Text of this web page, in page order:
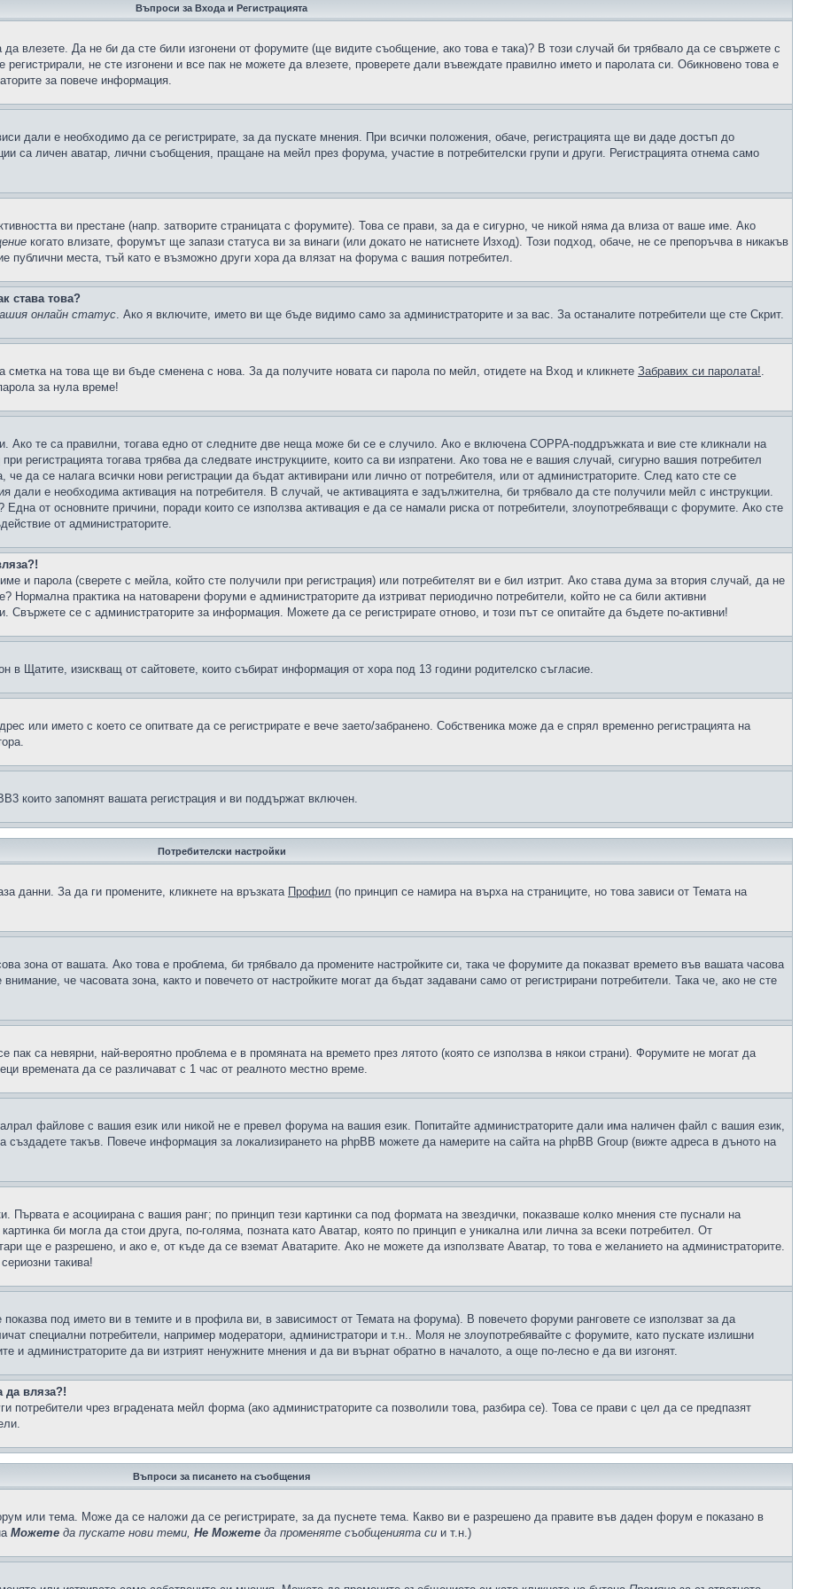
Въпроси за Входа и Регистрацията
да влезете. Да не би да сте били изгонени от форумите (ще видите съобщение, ако това е така)? В този случай би трябвало да се свържете с
регистрирали, не сте изгонени и все пак не можете да влезете, проверете дали въвеждате правилно името и паролата си. Обикновено това е
за повече информация.
дали е необходимо да се регистрирате, за да пускате мнения. При всички положения, обаче, регистрацията ще ви даде достъп до
са личен аватар, лични съобщения, пращане на мейл през форума, участие в потребителски групи и други. Регистрацията отнема само
ви престане (напр. затворите страницата с форумите). Това се прави, за да е сигурно, че никой няма да влиза от ваше име. Ако
когато влизате, форумът ще запази статуса ви за винаги (или докато не натиснете Изход). Този подход, обаче, не се препоръчва в никакъв
публични места, тъй като е възможно други хора да влязат на форума с вашия потребител.
става това?
онлайн статус. Ако я включите, името ви ще бъде видимо само за администраторите и за вас. За останалите потребители ще сте Скрит.
сметка на това ще ви бъде сменена с нова. За да получите новата си парола по мейл, отидете на Вход и кликнете Забравих си паролата!.
за нула време!
Ако те са правилни, тогава едно от следните две неща може би се е случило. Ако е включена COPPA-поддръжката и вие сте кликнали на
при регистрацията тогава трябва да следвате инструкциите, които са ви изпратени. Ако това не е вашия случай, сигурно вашия потребител
да се налага всички нови регистрации да бъдат активирани или лично от потребителя, или от администраторите. След като сте се
дали е необходима активация на потребителя. В случай, че активацията е задължителна, би трябвало да сте получили мейл с инструкции.
от основните причини, поради които се използва активация е да се намали риска от потребители, злоупотребяващи с форумите. Ако сте
от администраторите.
и парола (сверете с мейла, който сте получили при регистрация) или потребителят ви е бил изтрит. Ако става дума за втория случай, да не
практика на натоварени форуми е администраторите да изтриват периодично потребители, който не са били активни
се с администраторите за информация. Можете да се регистрирате отново, и този път се опитайте да бъдете по-активни!
в Щатите, изискващ от сайтовете, които събират информация от хора под 13 години родителско съгласие.
или името с което се опитвате да се регистрирате е вече заето/забранено. Собственика може да е спрял временно регистрацията на
които запомнят вашата регистрация и ви поддържат включен.
Потребителски настройки
данни. За да ги промените, кликнете на връзката Профил (по принцип се намира на върха на страниците, но това зависи от Темата на
зона от вашата. Ако това е проблема, би трябвало да промените настройките си, така че форумите да показват времето във вашата часова
че часовата зона, както и повечето от настройките могат да бъдат задавани само от регистрирани потребители. Така че, ако не сте
пак са невярни, най-вероятно проблема е в промяната на времето през лятото (която се използва в някои страни). Форумите не могат да
времената да се различават с 1 час от реалното местно време.
файлове с вашия език или никой не е превел форума на вашия език. Попитайте администраторите дали има наличен файл с вашия език,
такъв. Повече информация за локализирането на phpBB можете да намерите на сайта на phpBB Group (вижте адреса в дъното на
Първата е асоциирана с вашия ранг; по принцип тези картинки са под формата на звездички, показваше колко мнения сте пуснали на
би могла да стои друга, по-голяма, позната като Аватар, която по принцип е уникална или лична за всеки потребител. От
ще е разрешено, и ако е, от къде да се вземат Аватарите. Ако не можете да използвате Аватар, то това е желанието на администраторите.
такива!
под името ви в темите и в профила ви, в зависимост от Темата на форума). В повечето форуми ранговете се използват за да
специални потребители, например модератори, администратори и т.н.. Моля не злоупотребявайте с форумите, като пускате излишни
и администраторите да ви изтрият ненужните мнения и да ви върнат обратно в началото, а още по-лесно е да ви изгонят.
да вляза?!
потребители чрез вградената мейл форма (ако администраторите са позволили това, разбира се). Това се прави с цел да се предпазят
Въпроси за писането на съобщения
или тема. Може да се наложи да се регистрирате, за да пуснете тема. Какво ви е разрешено да правите във даден форум е показано в
Можете да пускате нови теми, Не Можете да променяте съобщенията си и т.н.)